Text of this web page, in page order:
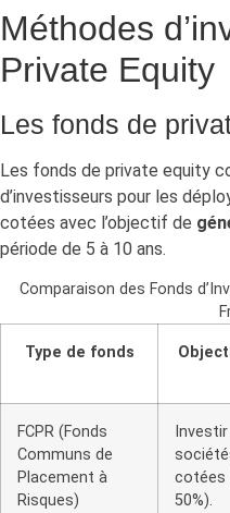
Méthodes
Private Equity
Les fonds de
Les fonds de private equity
d’investisseurs pour les
cotées avec l’objectif de
période de 5 à 10 ans.
Comparaison des Fonds
Type de fonds
FCPR (Fonds
Communs de
Placement à
Risques)
cotées
50%).